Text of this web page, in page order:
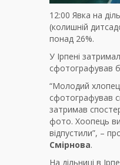
12:00 Явка на
(колишній
понад 26%.
У Ірпені
сфотографував
“Молодий
сфотографував
затримав
фото. Хоопець
відпустили”, –
Смірнова.
На дільниці в